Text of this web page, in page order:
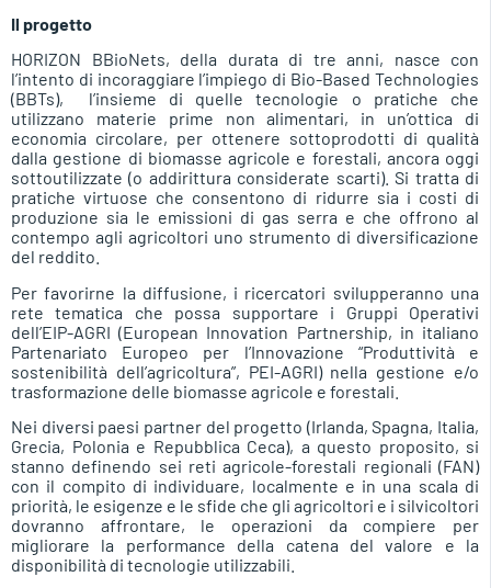
Il progetto
HORIZON BBioNets, della durata di tre anni, nasce con
l’intento di incoraggiare l’impiego di Bio-Based Technologies
(BBTs), l’insieme di quelle tecnologie o pratiche che
utilizzano materie prime non alimentari, in un’ottica di
economia circolare, per ottenere sottoprodotti di qualità
dalla gestione di biomasse agricole e forestali, ancora oggi
sottoutilizzate (o addirittura considerate scarti). Si tratta di
pratiche virtuose che consentono di ridurre sia i costi di
produzione sia le emissioni di gas serra e che offrono al
contempo agli agricoltori uno strumento di diversificazione
del reddito.
Per favorirne la diffusione, i ricercatori svilupperanno una
rete tematica che possa supportare i Gruppi Operativi
dell’EIP-AGRI (European Innovation Partnership, in italiano
Partenariato Europeo per l’Innovazione “Produttività e
sostenibilità dell’agricoltura”, PEI-AGRI) nella gestione e/o
trasformazione delle biomasse agricole e forestali.
Nei diversi paesi partner del progetto (Irlanda, Spagna, Italia,
Grecia, Polonia e Repubblica Ceca), a questo proposito, si
stanno definendo sei reti agricole-forestali regionali (FAN)
con il compito di individuare, localmente e in una scala di
priorità, le esigenze e le sfide che gli agricoltori e i silvicoltori
dovranno affrontare, le operazioni da compiere per
migliorare la performance della catena del valore e la
disponibilità di tecnologie utilizzabili.